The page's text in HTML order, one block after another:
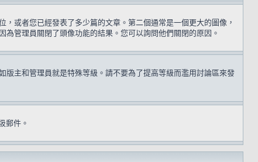
或者您已經發表了多少篇的文章。第二個通常是一個更大的圖像，
管理員關閉了頭像功能的結果。您可以詢問他們關閉的原因。
主和管理員就是特殊等級。請不要為了提高等級而濫用討論區來發
郵件。